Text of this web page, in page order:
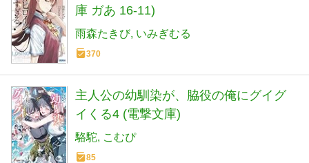
庫 ガあ 16-11)
雨森たきび いみぎむる
370
主人公の幼馴染が、脇役の俺にグイグ
イくる4 (電撃文庫)
駱駝 こむぴ
85